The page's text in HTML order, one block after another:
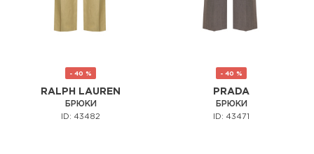
- 40 %
RALPH LAUREN
БРЮКИ
ID: 43482
- 40 %
PRADA
БРЮКИ
ID: 43471